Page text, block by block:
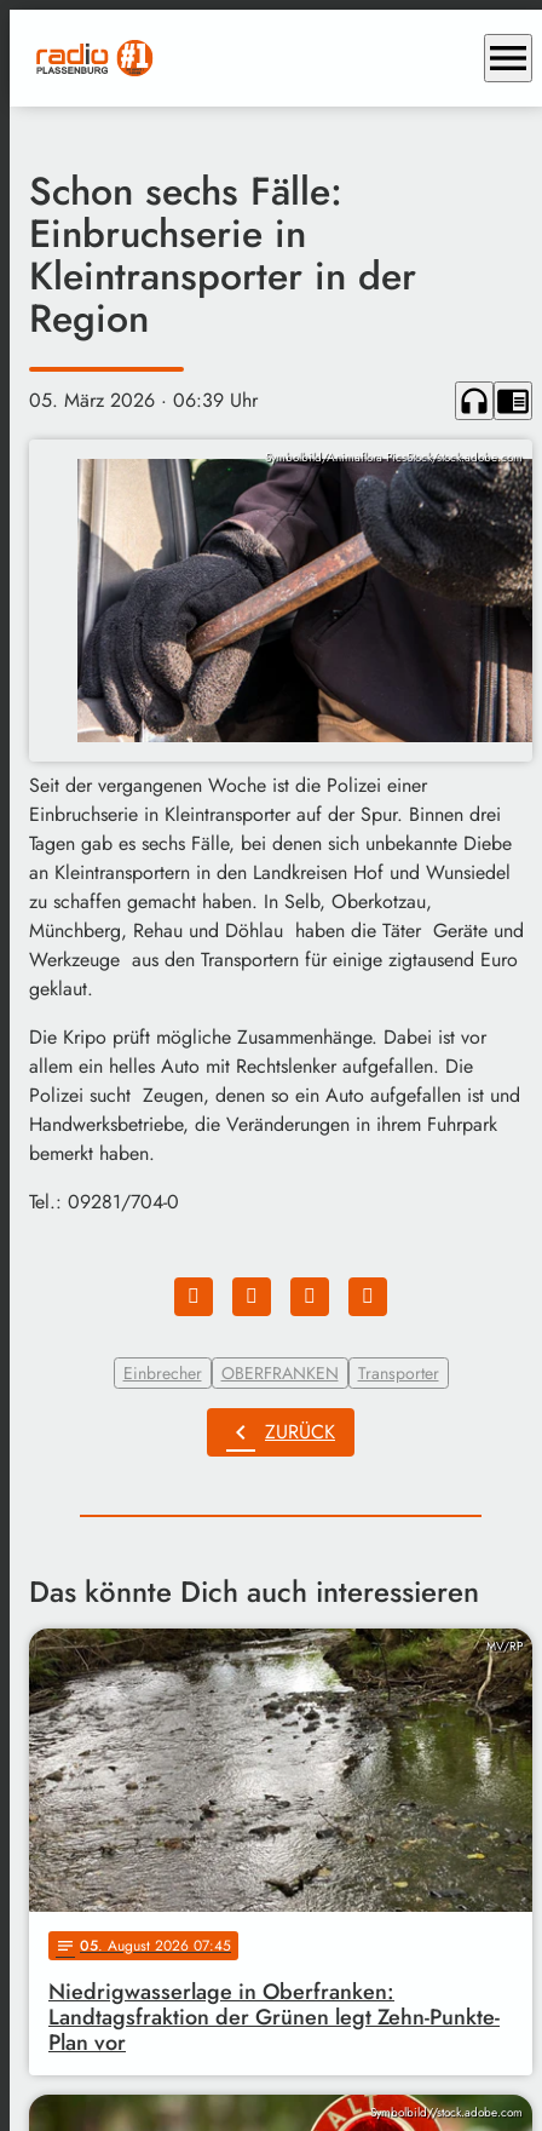
menu
Schon sechs Fälle:
Einbruchserie in
Kleintransporter in der
Region
05. März 2026 · 06:39 Uhr headphones chrome_reader_mode
Symbolbild/Animaflora PicsStock/stock.adobe.com
Seit der vergangenen Woche ist die Polizei einer
Einbruchserie in Kleintransporter auf der Spur. Binnen drei
Tagen gab es sechs Fälle, bei denen sich unbekannte Diebe
an Kleintransportern in den Landkreisen Hof und Wunsiedel
zu schaffen gemacht haben. In Selb, Oberkotzau,
Münchberg, Rehau und Döhlau haben die Täter Geräte und
Werkzeuge aus den Transportern für einige zigtausend Euro
geklaut.
Die Kripo prüft mögliche Zusammenhänge. Dabei ist vor
allem ein helles Auto mit Rechtslenker aufgefallen. Die
Polizei sucht Zeugen, denen so ein Auto aufgefallen ist und
Handwerksbetriebe, die Veränderungen in ihrem Fuhrpark
bemerkt haben.
Tel.: 09281/704-0
Einbrecher OBERFRANKEN Transporter
chevron_left ZURÜCK
Das könnte Dich auch interessieren
MV/RP
notes 05. August 2026 07:45
Niedrigwasserlage in Oberfranken:
Landtagsfraktion der Grünen legt Zehn-Punkte-
Plan vor
Symbolbild//stock.adobe.com